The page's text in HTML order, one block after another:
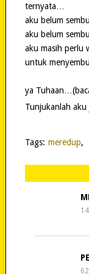
ternyata…
aku belum
aku belum
aku masih perlu
untuk
ya
Tunjukanlah
Tags: meredup,